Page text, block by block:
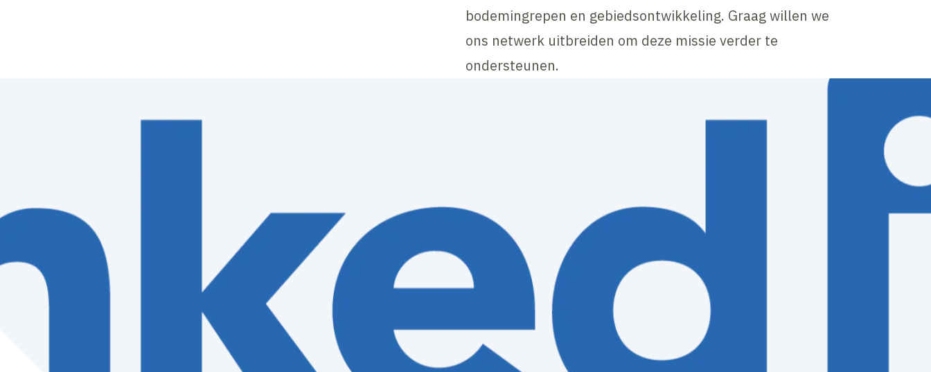
bodemingrepen en gebiedsontwikkeling. Graag willen we
ons netwerk uitbreiden om deze missie verder te
ondersteunen.